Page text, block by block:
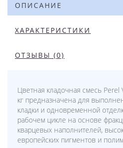
ОПИСАНИЕ
ХАРАКТЕРИСТИКИ
ОТЗЫВЫ (0)
Цветная кладочная смесь Perel
кг предназначена для
кладки и одновременной
рабочем цикле на основе
кварцевых наполнителей,
европейских пигментов и